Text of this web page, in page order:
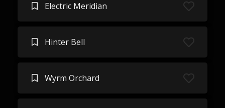
Electric Meridian
Hinter Bell
Wyrm Orchard